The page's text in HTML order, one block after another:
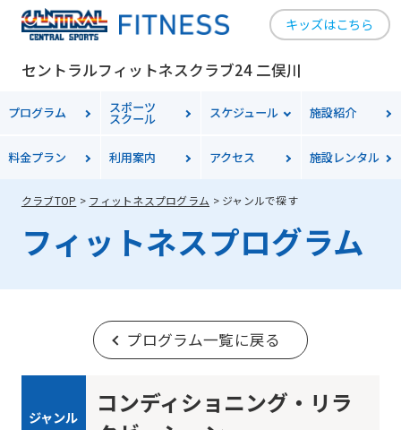
キッズはこちら
セントラルフィットネスクラブ24 二俣川
プログラム スポーツ
スクール スケジュール 施設紹介
料金プラン 利用案内 アクセス 施設レンタル
クラブTOP フィットネスプログラム ジャンルで探す
フィットネスプログラム
プログラム一覧に戻る
ジャンル
コンディショニング・リラ